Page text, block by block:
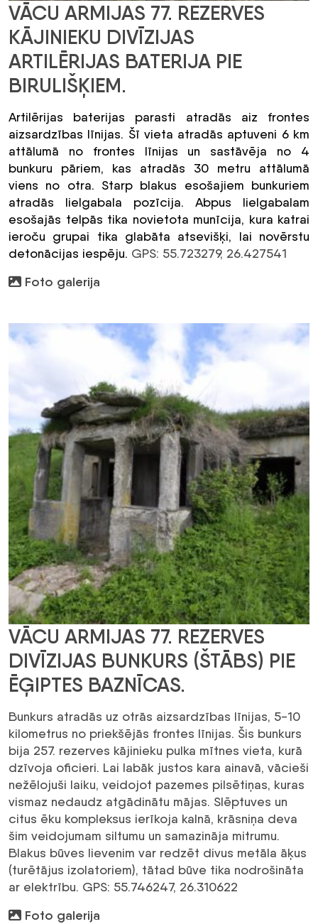
VĀCU ARMIJAS 77. REZERVES
KĀJINIEKU DIVĪZIJAS
ARTILĒRIJAS BATERIJA PIE
BIRULIŠĶIEM.
Artilērijas baterijas parasti atradās aiz frontes
aizsardzības līnijas. Šī vieta atradās aptuveni 6 km
attālumā no frontes līnijas un sastāvēja no 4
bunkuru pāriem, kas atradās 30 metru attālumā
viens no otra. Starp blakus esošajiem bunkuriem
atradās lielgabala pozīcija. Abpus lielgabalam
esošajās telpās tika novietota munīcija, kura katrai
ieroču grupai tika glabāta atsevišķi, lai novērstu
detonācijas iespēju. GPS: 55.723279, 26.427541
Foto galerija
VĀCU ARMIJAS 77. REZERVES
DIVĪZIJAS BUNKURS (ŠTĀBS) PIE
ĒĢIPTES BAZNĪCAS.
Bunkurs atradās uz otrās aizsardzības līnijas, 5-10
kilometrus no priekšējās frontes līnijas. Šis bunkurs
bija 257. rezerves kājinieku pulka mītnes vieta, kurā
dzīvoja oficieri. Lai labāk justos kara ainavā, vācieši
nežēlojuši laiku, veidojot pazemes pilsētiņas, kuras
vismaz nedaudz atgādinātu mājas. Slēptuves un
citus ēku kompleksus ierīkoja kalnā, krāsniņa deva
šim veidojumam siltumu un samazināja mitrumu.
Blakus būves lievenim var redzēt divus metāla āķus
(turētājus izolatoriem), tātad būve tika nodrošināta
ar elektrību. GPS: 55.746247, 26.310622
Foto galerija